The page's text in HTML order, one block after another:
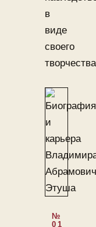
в
виде
своего